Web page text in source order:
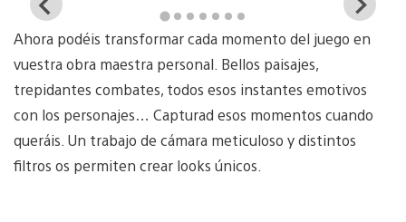
View
download
image
Ahora podéis transformar cada momento del juego en
vuestra obra maestra personal. Bellos paisajes,
trepidantes combates, todos esos instantes emotivos
con los personajes… Capturad esos momentos cuando
queráis. Un trabajo de cámara meticuloso y distintos
filtros os permiten crear looks únicos.